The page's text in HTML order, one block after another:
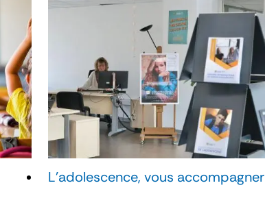
L'adolescence, vous accompagner